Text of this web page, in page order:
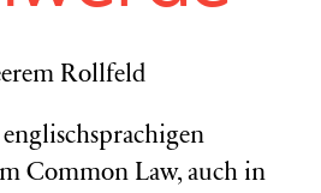
Common Law, auch in